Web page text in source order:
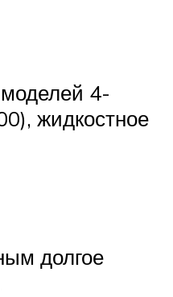
4-
жидкостное
долгое